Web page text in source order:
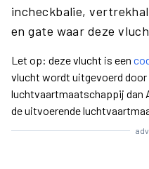
incheckbalie,
en gate waar deze
Let op: deze vlucht is een
vlucht wordt uitgevoerd door
luchtvaartmaatschappij dan
de uitvoerende